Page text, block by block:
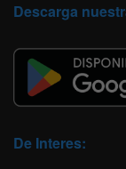
Descarga
De Interes: